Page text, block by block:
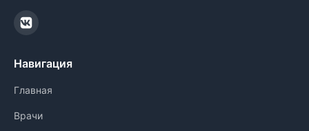
Навигация
Главная
Врачи